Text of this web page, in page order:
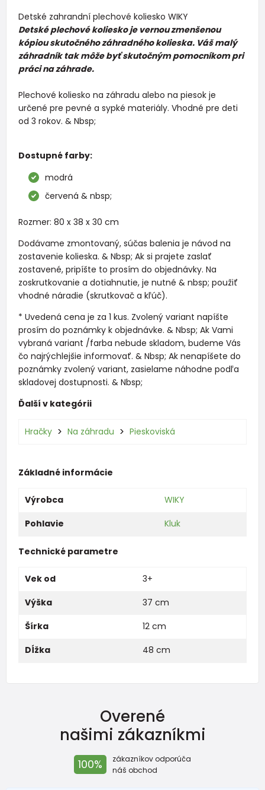
Detské zahrandní plechové koliesko WIKY
Detské plechové koliesko je vernou zmenšenou
kópiou skutočného záhradného kolieska. Váš malý
záhradník tak môže byť skutočným pomocníkom pri
práci na záhrade.
Plechové koliesko na záhradu alebo na piesok je
určené pre pevné a sypké materiály. Vhodné pre deti
od 3 rokov. & Nbsp;
Dostupné farby:
modrá
červená & nbsp;
Rozmer: 80 x 38 x 30 cm
Dodávame zmontovaný, súčas balenia je návod na
zostavenie kolieska. & Nbsp; Ak si prajete zaslať
zostavené, pripíšte to prosím do objednávky. Na
zoskrutkovanie a dotiahnutie, je nutné & nbsp; použiť
vhodné náradie (skrutkovač a kľúč).
* Uvedená cena je za 1 kus. Zvolený variant napíšte
prosím do poznámky k objednávke. & Nbsp; Ak Vami
vybraná variant /farba nebude skladom, budeme Vás
čo najrýchlejšie informovať. & Nbsp; Ak nenapíšete do
poznámky zvolený variant, zasielame náhodne podľa
skladovej dostupnosti. & Nbsp;
Ďalší v kategórii
Hračky Na záhradu Pieskoviská
Základné informácie
Výrobca
WIKY
Pohlavie
Kluk
Technické parametre
Vek od
3+
Výška
37 cm
Šírka
12 cm
Dĺžka
48 cm
Overené
našimi zákazníkmi
100%
zákazníkov odporúča
náš obchod